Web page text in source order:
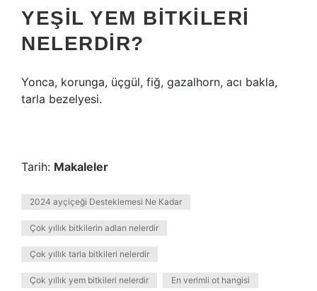
YEŞIL YEM BITKILERI
NELERDIR?
Yonca, korunga, üçgül, fiğ, gazalhorn, acı bakla,
tarla bezelyesi.
Tarih: Makaleler
2024 ayçiçeği Desteklemesi Ne Kadar
Çok yıllık bitkilerin adları nelerdir
Çok yıllık tarla bitkileri nelerdir
Çok yıllık yem bitkileri nelerdir En verimli ot hangisi